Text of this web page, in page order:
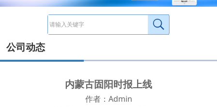
公司动态
内蒙古固阳时报上线
作者：Admin